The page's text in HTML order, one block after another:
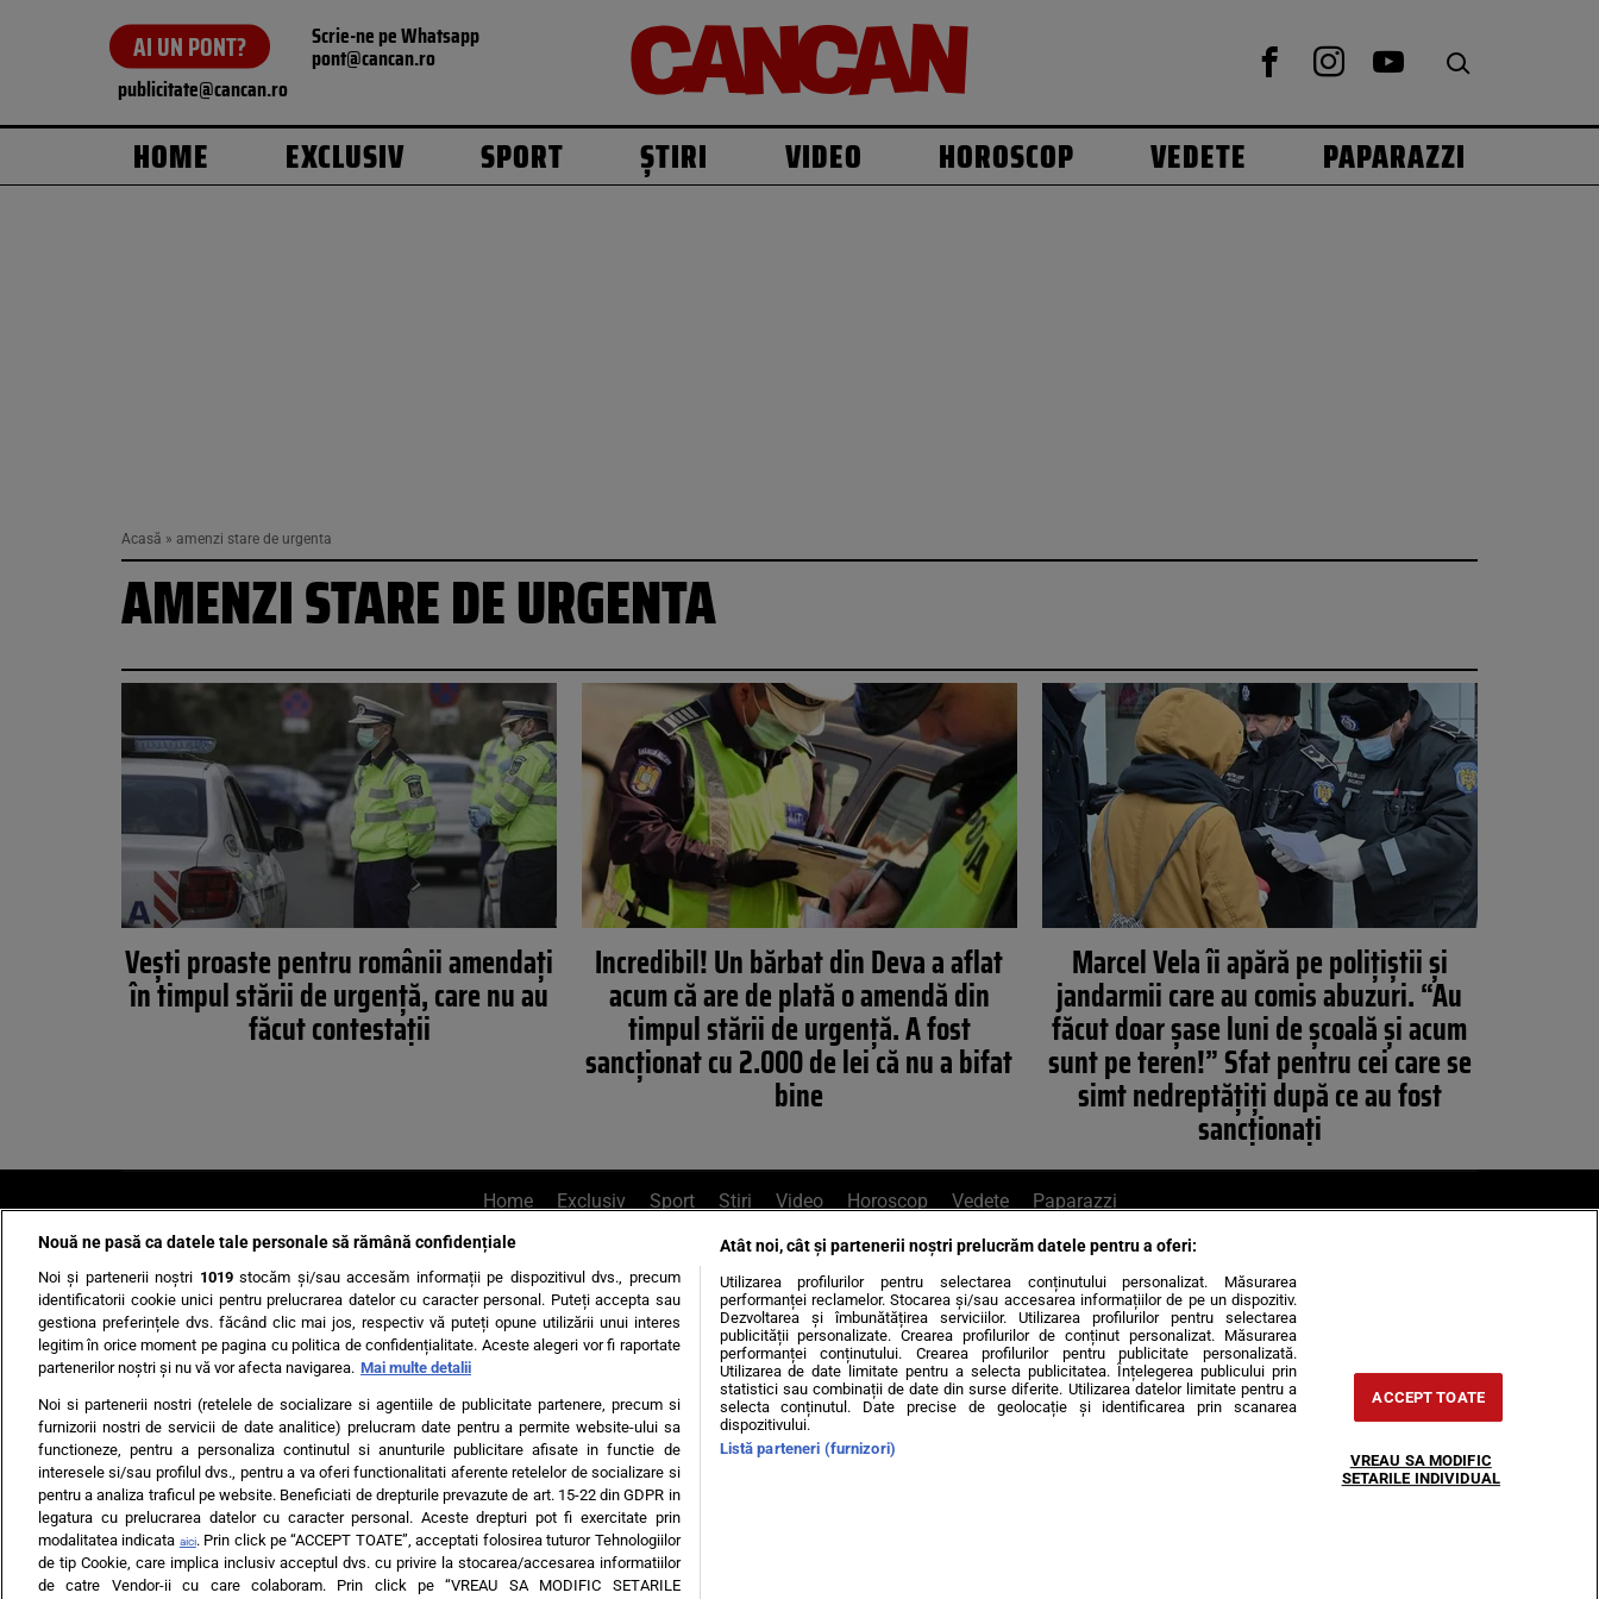
AI UN PONT? Scrie-ne pe Whatsapp
pont@cancan.ro
publicitate@cancan.ro
HOME EXCLUSIV SPORT ȘTIRI VIDEO HOROSCOP VEDETE PAPARAZZI
Acasă » amenzi stare de urgenta
AMENZI STARE DE URGENTA
Vești proaste pentru românii amendați
în timpul stării de urgență, care nu au
făcut contestații
Incredibil! Un bărbat din Deva a aflat
acum că are de plată o amendă din
timpul stării de urgență. A fost
sancționat cu 2.000 de lei că nu a bifat
bine
Marcel Vela îi apără pe polițiștii și
jandarmii care au comis abuzuri. “Au
făcut doar șase luni de școală și acum
sunt pe teren!” Sfat pentru cei care se
simt nedreptățiți după ce au fost
sancționați
Home Exclusiv Sport Știri Video Horoscop Vedete Paparazzi
AI UN PONT? Scrie-ne pe Whatsapp, sună la 0741226226 sau trimite mail la pont@cancan.ro
Știri interne Știri externe Politică
Ultimele stiri Diete Insula Iubirii Dictionar de vise LIFE STYLE Horoscop
Echipa editorială Termeni si condiții Politica de confidențialitate
Nouă ne pasă ca datele tale personale să rămână confidențiale
Noi și partenerii noștri 1019stocăm și/sau accesăm informații pe dispozitivul dvs., precum
identificatorii cookie unici pentru prelucrarea datelor cu caracter personal. Puteți accepta sau
gestiona preferințele dvs. făcând clic mai jos, respectiv vă puteți opune utilizării unui interes
legitim în orice moment pe pagina cu politica de confidențialitate. Aceste alegeri vor fi raportate
partenerilor noștri și nu vă vor afecta navigarea. Mai multe detalii
Noi si partenerii nostri (retelele de socializare si agentiile de publicitate partenere, precum si
furnizorii nostri de servicii de date analitice) prelucram date pentru a permite website-ului sa
functioneze, pentru a personaliza continutul si anunturile publicitare afisate in functie de
interesele si/sau profilul dvs., pentru a va oferi functionalitati aferente retelelor de socializare si
pentru a analiza traficul pe website. Beneficiati de drepturile prevazute de art. 15-22 din GDPR in
legatura cu prelucrarea datelor cu caracter personal. Aceste drepturi pot fi exercitate prin
modalitatea indicata aici. Prin click pe “ACCEPT TOATE”, acceptati folosirea tuturor Tehnologiilor
de tip Cookie, care implica inclusiv acceptul dvs. cu privire la stocarea/accesarea informatiilor
de catre Vendor-ii cu care colaboram. Prin click pe “VREAU SA MODIFIC SETARILE
Atât noi, cât și partenerii noștri prelucrăm datele pentru a oferi:
Utilizarea profilurilor pentru selectarea conținutului personalizat. Măsurarea
performanței reclamelor. Stocarea și/sau accesarea informațiilor de pe un dispozitiv.
Dezvoltarea și îmbunătățirea serviciilor. Utilizarea profilurilor pentru selectarea
publicității personalizate. Crearea profilurilor de conținut personalizat. Măsurarea
performanței conținutului. Crearea profilurilor pentru publicitate personalizată.
Utilizarea de date limitate pentru a selecta publicitatea. Înțelegerea publicului prin
statistici sau combinații de date din surse diferite. Utilizarea datelor limitate pentru a
selecta conținutul. Date precise de geolocație și identificarea prin scanarea
dispozitivului.
Listă parteneri (furnizori)
ACCEPT TOATE
VREAU SA MODIFIC
SETARILE INDIVIDUAL